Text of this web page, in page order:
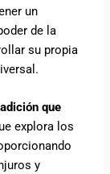
un
de la
su propia
que
explora los
y